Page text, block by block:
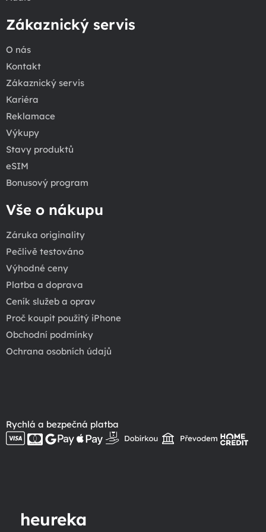
Zákaznický servis
O nás
Kontakt
Zákaznický servis
Kariéra
Reklamace
Výkupy
Stavy produktů
eSIM
Bonusový program
Vše o nákupu
Záruka originality
Pečlivě testováno
Výhodné ceny
Platba a doprava
Ceník služeb a oprav
Proč koupit použitý iPhone
Obchodní podmínky
Ochrana osobních údajů
Rychlá a bezpečná platba
heureka